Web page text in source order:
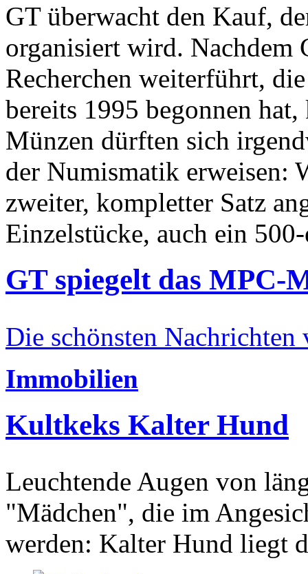
GT überwacht den Kauf,
organisiert wird. Nachdem
Recherchen weiterführt,
bereits 1995 begonnen
Münzen dürften sich
der Numismatik erweisen:
zweiter, kompletter Satz
Einzelstücke, auch ein
GT spiegelt das MPC-
Die schönsten Nachrichten
Immobilien
Kultkeks Kalter Hund
Leuchtende Augen von
"Mädchen", die im
werden: Kalter Hund liegt